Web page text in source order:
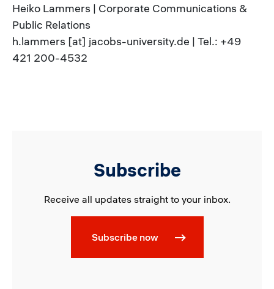
Heiko Lammers | Corporate Communications &
Public Relations
h.lammers [at] jacobs-university.de | Tel.: +49
421 200-4532
Subscribe
Receive all updates straight to your inbox.
Subscribe now